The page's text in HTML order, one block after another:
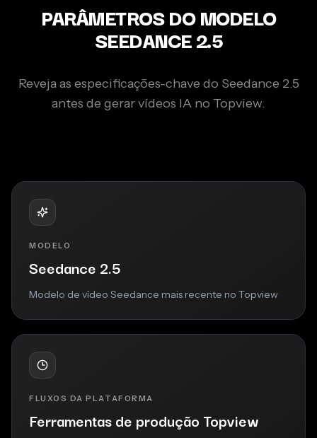
PARÂMETROS DO MODELO
SEEDANCE 2.5
Reveja as especificações-chave do Seedance 2.5
antes de gerar vídeos IA no Topview.
MODELO
Seedance 2.5
Modelo de vídeo Seedance mais recente no Topview
FLUXOS DA PLATAFORMA
Ferramentas de produção Topview